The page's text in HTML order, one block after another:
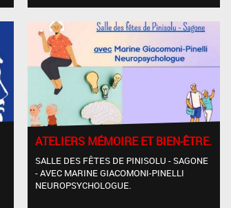
ATELIERS MÉMOIRE ET BIEN-ÊTRE.
SALLE DES FÊTES DE PINISOLU - SAGONE
- AVEC MARINE GIACOMONI-PINELLI
NEUROPSYCHOLOGUE.